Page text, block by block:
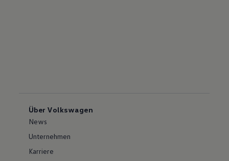
Über Volkswagen
News
Unternehmen
Karriere